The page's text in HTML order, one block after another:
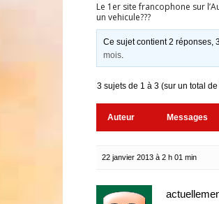
Le 1er site francophone sur
un vehicule???
Ce sujet contient 2 réponses,
mois.
3 sujets de 1 à 3 (sur un total
Auteur Messages
22 janvier 2013 à 2 h 01 min